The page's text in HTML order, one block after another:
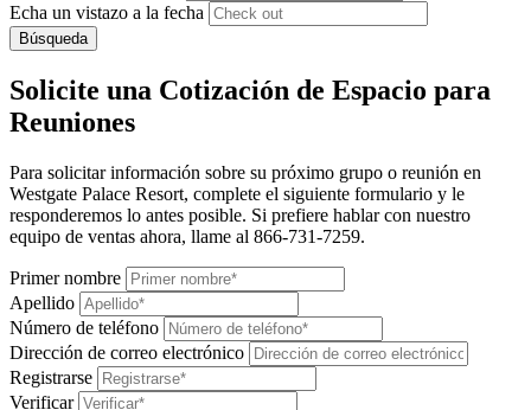
Echa un vistazo a la fecha
Búsqueda
Solicite una Cotización de Espacio para
Reuniones
Para solicitar información sobre su próximo grupo o reunión en
Westgate Palace Resort, complete el siguiente formulario y le
responderemos lo antes posible. Si prefiere hablar con nuestro
equipo de ventas ahora, llame al 866-731-7259.
Primer nombre
Apellido
Número de teléfono
Dirección de correo electrónico
Registrarse
Verificar